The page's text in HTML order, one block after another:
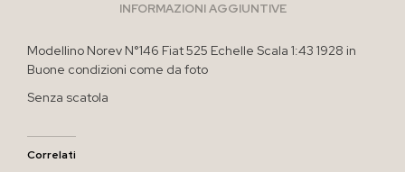
INFORMAZIONI AGGIUNTIVE
Modellino Norev N°146 Fiat 525 Echelle Scala 1:43 1928 in
Buone condizioni come da foto
Senza scatola
Correlati